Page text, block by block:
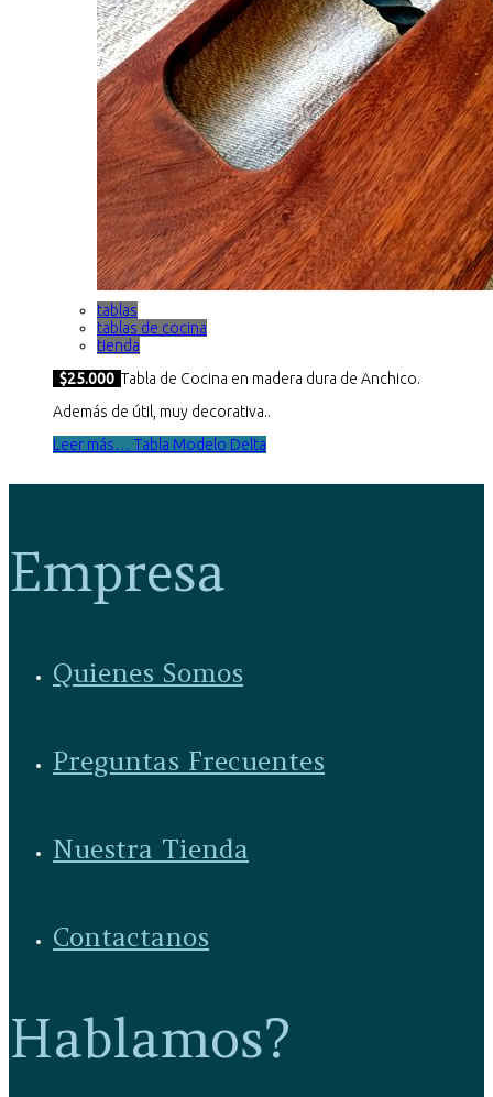
tablas
tablas de cocina
tienda
$25.000 Tabla de Cocina en madera dura de Anchico.
Además de útil, muy decorativa..
Leer más… Tabla Modelo Delta
Empresa
Quienes Somos
Preguntas Frecuentes
Nuestra Tienda
Contactanos
Hablamos?